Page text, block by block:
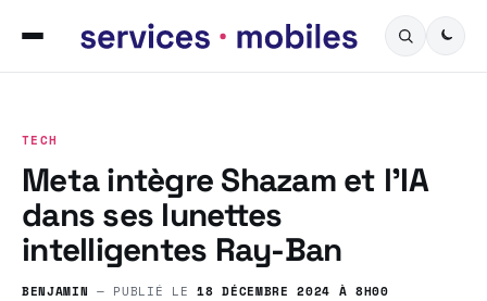
TECH
Meta intègre Shazam et l’IA
dans ses lunettes
intelligentes Ray-Ban
BENJAMIN — PUBLIÉ LE18 DÉCEMBRE 2024 À 8H00